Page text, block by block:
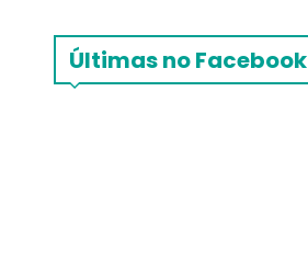
Últimas no Facebook